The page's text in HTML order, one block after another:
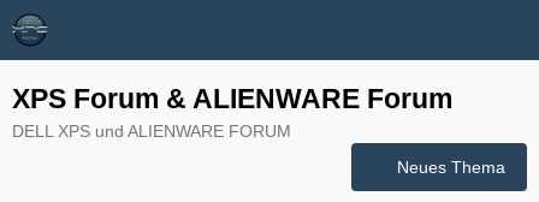
XPS Forum & ALIENWARE Forum
DELL XPS und ALIENWARE FORUM
Neues Thema